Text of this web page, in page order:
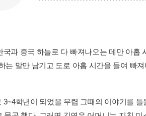
국과 중국 하늘로 다 빠져나오는 데만 아홉
말만 남기고 도로 아홉 시간을 들여 빠져
3~4학년이 되었을 무렵 그때의 이야기를